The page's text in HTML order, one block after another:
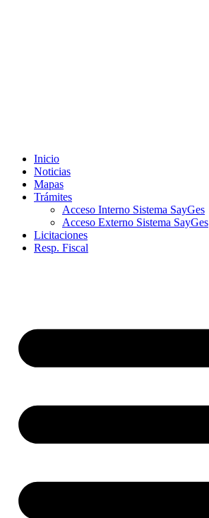
Inicio
Noticias
Mapas
Trámites
Acceso Interno Sistema SayGes
Acceso Externo Sistema SayGes
Licitaciones
Resp. Fiscal